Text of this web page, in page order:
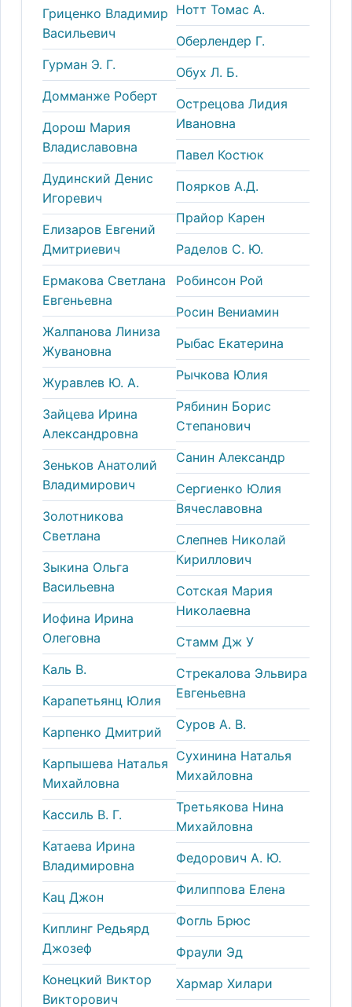
Гриценко Владимир
Васильевич
Гурман Э. Г.
Домманже Роберт
Дорош Мария
Владиславовна
Дудинский Денис
Игоревич
Елизаров Евгений
Дмитриевич
Ермакова Светлана
Евгеньевна
Жалпанова Линиза
Жувановна
Журавлев Ю. А.
Зайцева Ирина
Александровна
Зеньков Анатолий
Владимирович
Золотникова
Светлана
Зыкина Ольга
Васильевна
Иофина Ирина
Олеговна
Каль В.
Карапетьянц Юлия
Карпенко Дмитрий
Карпышева Наталья
Михайловна
Кассиль В. Г.
Катаева Ирина
Владимировна
Кац Джон
Киплинг Редьярд
Джозеф
Конецкий Виктор
Викторович
Нотт Томас А.
Оберлендер Г.
Обух Л. Б.
Острецова Лидия
Ивановна
Павел Костюк
Поярков А.Д.
Прайор Карен
Раделов С. Ю.
Робинсон Рой
Росин Вениамин
Рыбас Екатерина
Рычкова Юлия
Рябинин Борис
Степанович
Санин Александр
Сергиенко Юлия
Вячеславовна
Слепнев Николай
Кириллович
Сотская Мария
Николаевна
Стамм Дж У
Стрекалова Эльвира
Евгеньевна
Суров А. В.
Сухинина Наталья
Михайловна
Третьякова Нина
Михайловна
Федорович А. Ю.
Филиппова Елена
Фогль Брюс
Фраули Эд
Хармар Хилари